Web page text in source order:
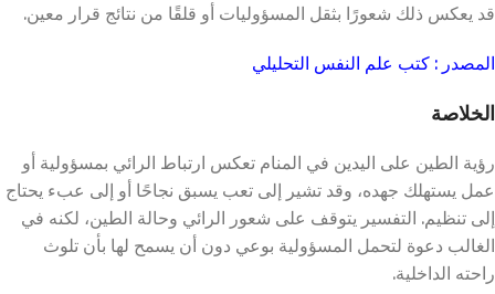
قد يعكس ذلك شعورًا بثقل المسؤوليات أو قلقًا من نتائج قرار معين.
المصدر : كتب علم النفس التحليلي
الخلاصة
رؤية الطين على اليدين في المنام تعكس ارتباط الرائي بمسؤولية أو
عمل يستهلك جهده، وقد تشير إلى تعب يسبق نجاحًا أو إلى عبء يحتاج
إلى تنظيم. التفسير يتوقف على شعور الرائي وحالة الطين، لكنه في
الغالب دعوة لتحمل المسؤولية بوعي دون أن يسمح لها بأن تلوث
راحته الداخلية.